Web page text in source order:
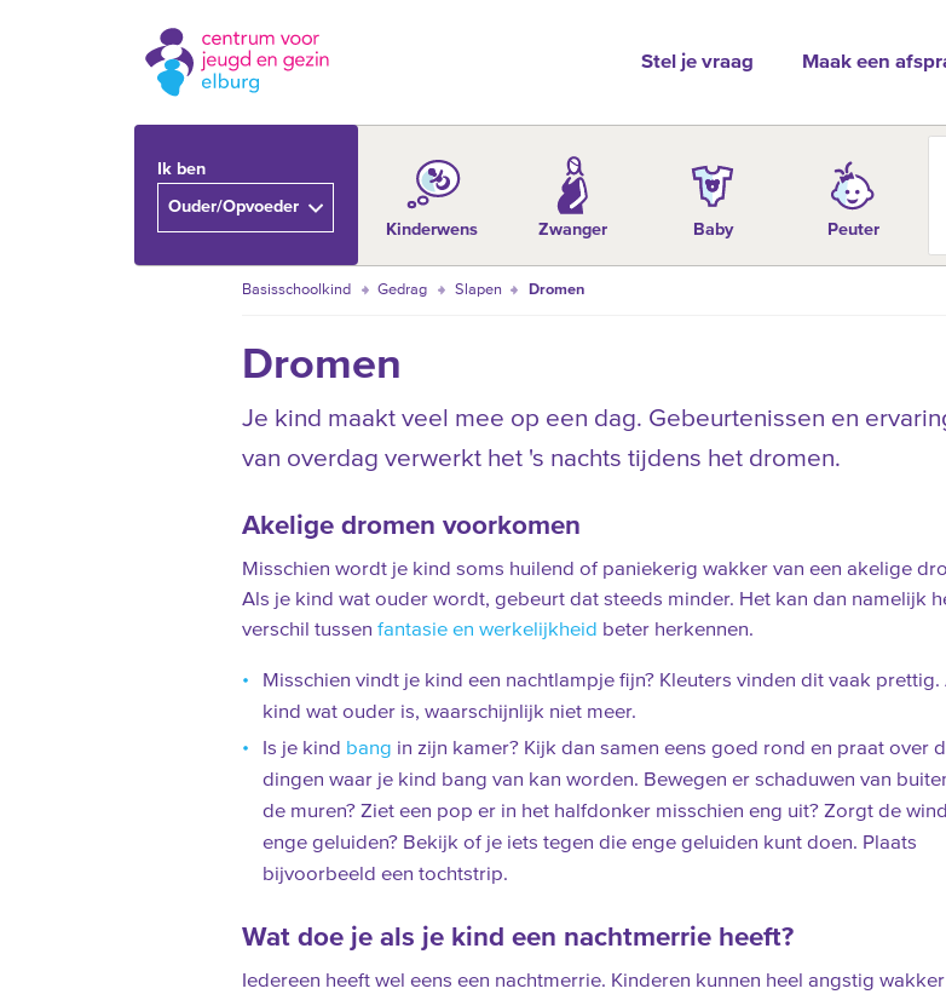
Stel je vraag Maak een
Ik ben
Ouder/Opvoeder
Kinderwens
Zwanger Baby Peuter
Basisschoolkind Gedrag Slapen Dromen
Dromen
Je kind maakt veel mee op een dag. Gebeurtenissen en
van overdag verwerkt het 's nachts tijdens het dromen.
Akelige dromen voorkomen
Misschien wordt je kind soms huilend of paniekerig wakker van een akelige
Als je kind wat ouder wordt, gebeurt dat steeds minder. Het kan dan namelijk
verschil tussen fantasie en werkelijkheid beter herkennen.
Misschien vindt je kind een nachtlampje fijn? Kleuters vinden dit vaak prettig.
kind wat ouder is, waarschijnlijk niet meer.
Is je kind bang in zijn kamer? Kijk dan samen eens goed rond en praat over
dingen waar je kind bang van kan worden. Bewegen er schaduwen van
de muren? Ziet een pop er in het halfdonker misschien eng uit? Zorgt de
enge geluiden? Bekijk of je iets tegen die enge geluiden kunt doen. Plaats
bijvoorbeeld een tochtstrip.
Wat doe je als je kind een nachtmerrie heeft?
Iedereen heeft wel eens een nachtmerrie. Kinderen kunnen heel angstig wakker